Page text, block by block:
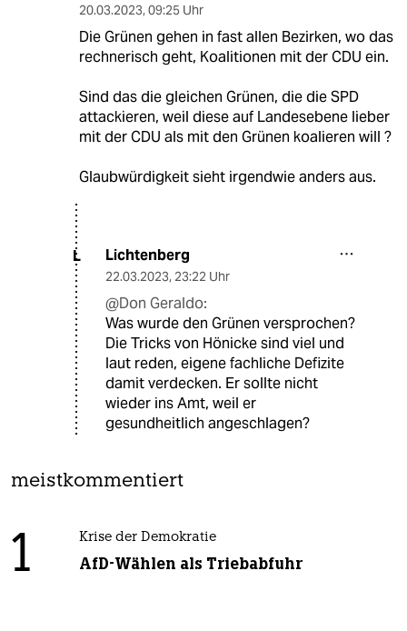
20.03.2023, 09:25 Uhr
Die Grünen gehen in fast allen Bezirken, wo das
rechnerisch geht, Koalitionen mit der CDU ein.
Sind das die gleichen Grünen, die die SPD
attackieren, weil diese auf Landesebene lieber
mit der CDU als mit den Grünen koalieren will ?
Glaubwürdigkeit sieht irgendwie anders aus.
L Lichtenberg
22.03.2023, 23:22 Uhr
@Don Geraldo:
Was wurde den Grünen versprochen?
Die Tricks von Hönicke sind viel und
laut reden, eigene fachliche Defizite
damit verdecken. Er sollte nicht
wieder ins Amt, weil er
gesundheitlich angeschlagen?
meistkommentiert
1 Krise der Demokratie
AfD-Wählen als Triebabfuhr